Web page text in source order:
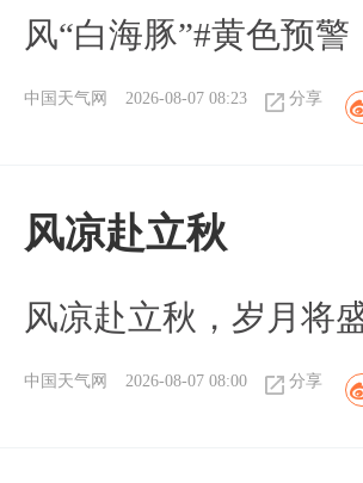
风“白海豚”#黄色预警
中国天气网 2026-08-07 08:23 分享
风凉赴立秋
风凉赴立秋，岁月将
中国天气网 2026-08-07 08:00 分享